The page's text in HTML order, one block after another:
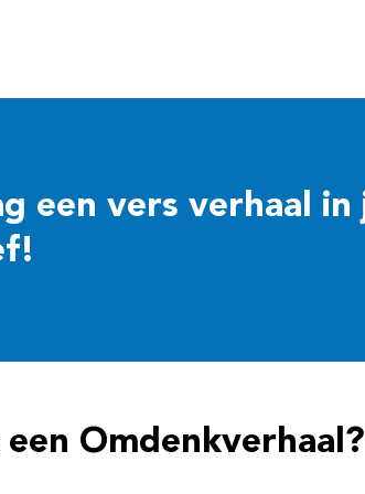
een vers verhaal
Omdenkverhaal?